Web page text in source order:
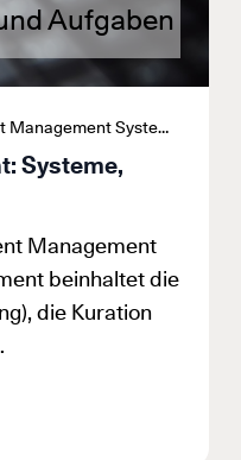
Aufgaben
Content Management, Content Management System, CMS, Digitallexikon
Systeme,
Management
beinhaltet die
die Kuration